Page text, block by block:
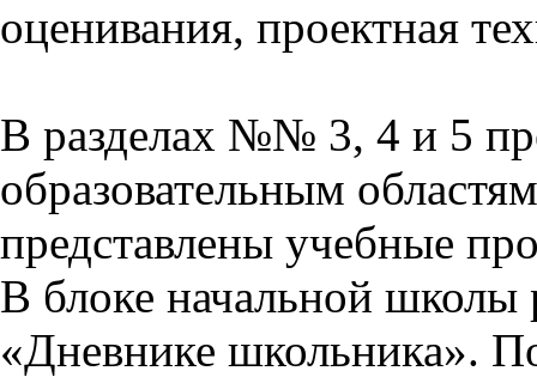
оценивания, проектная
В разделах №№ 3, 4 и 5
образовательным
представлены учебные
В блоке начальной школы
«Дневнике школьника».